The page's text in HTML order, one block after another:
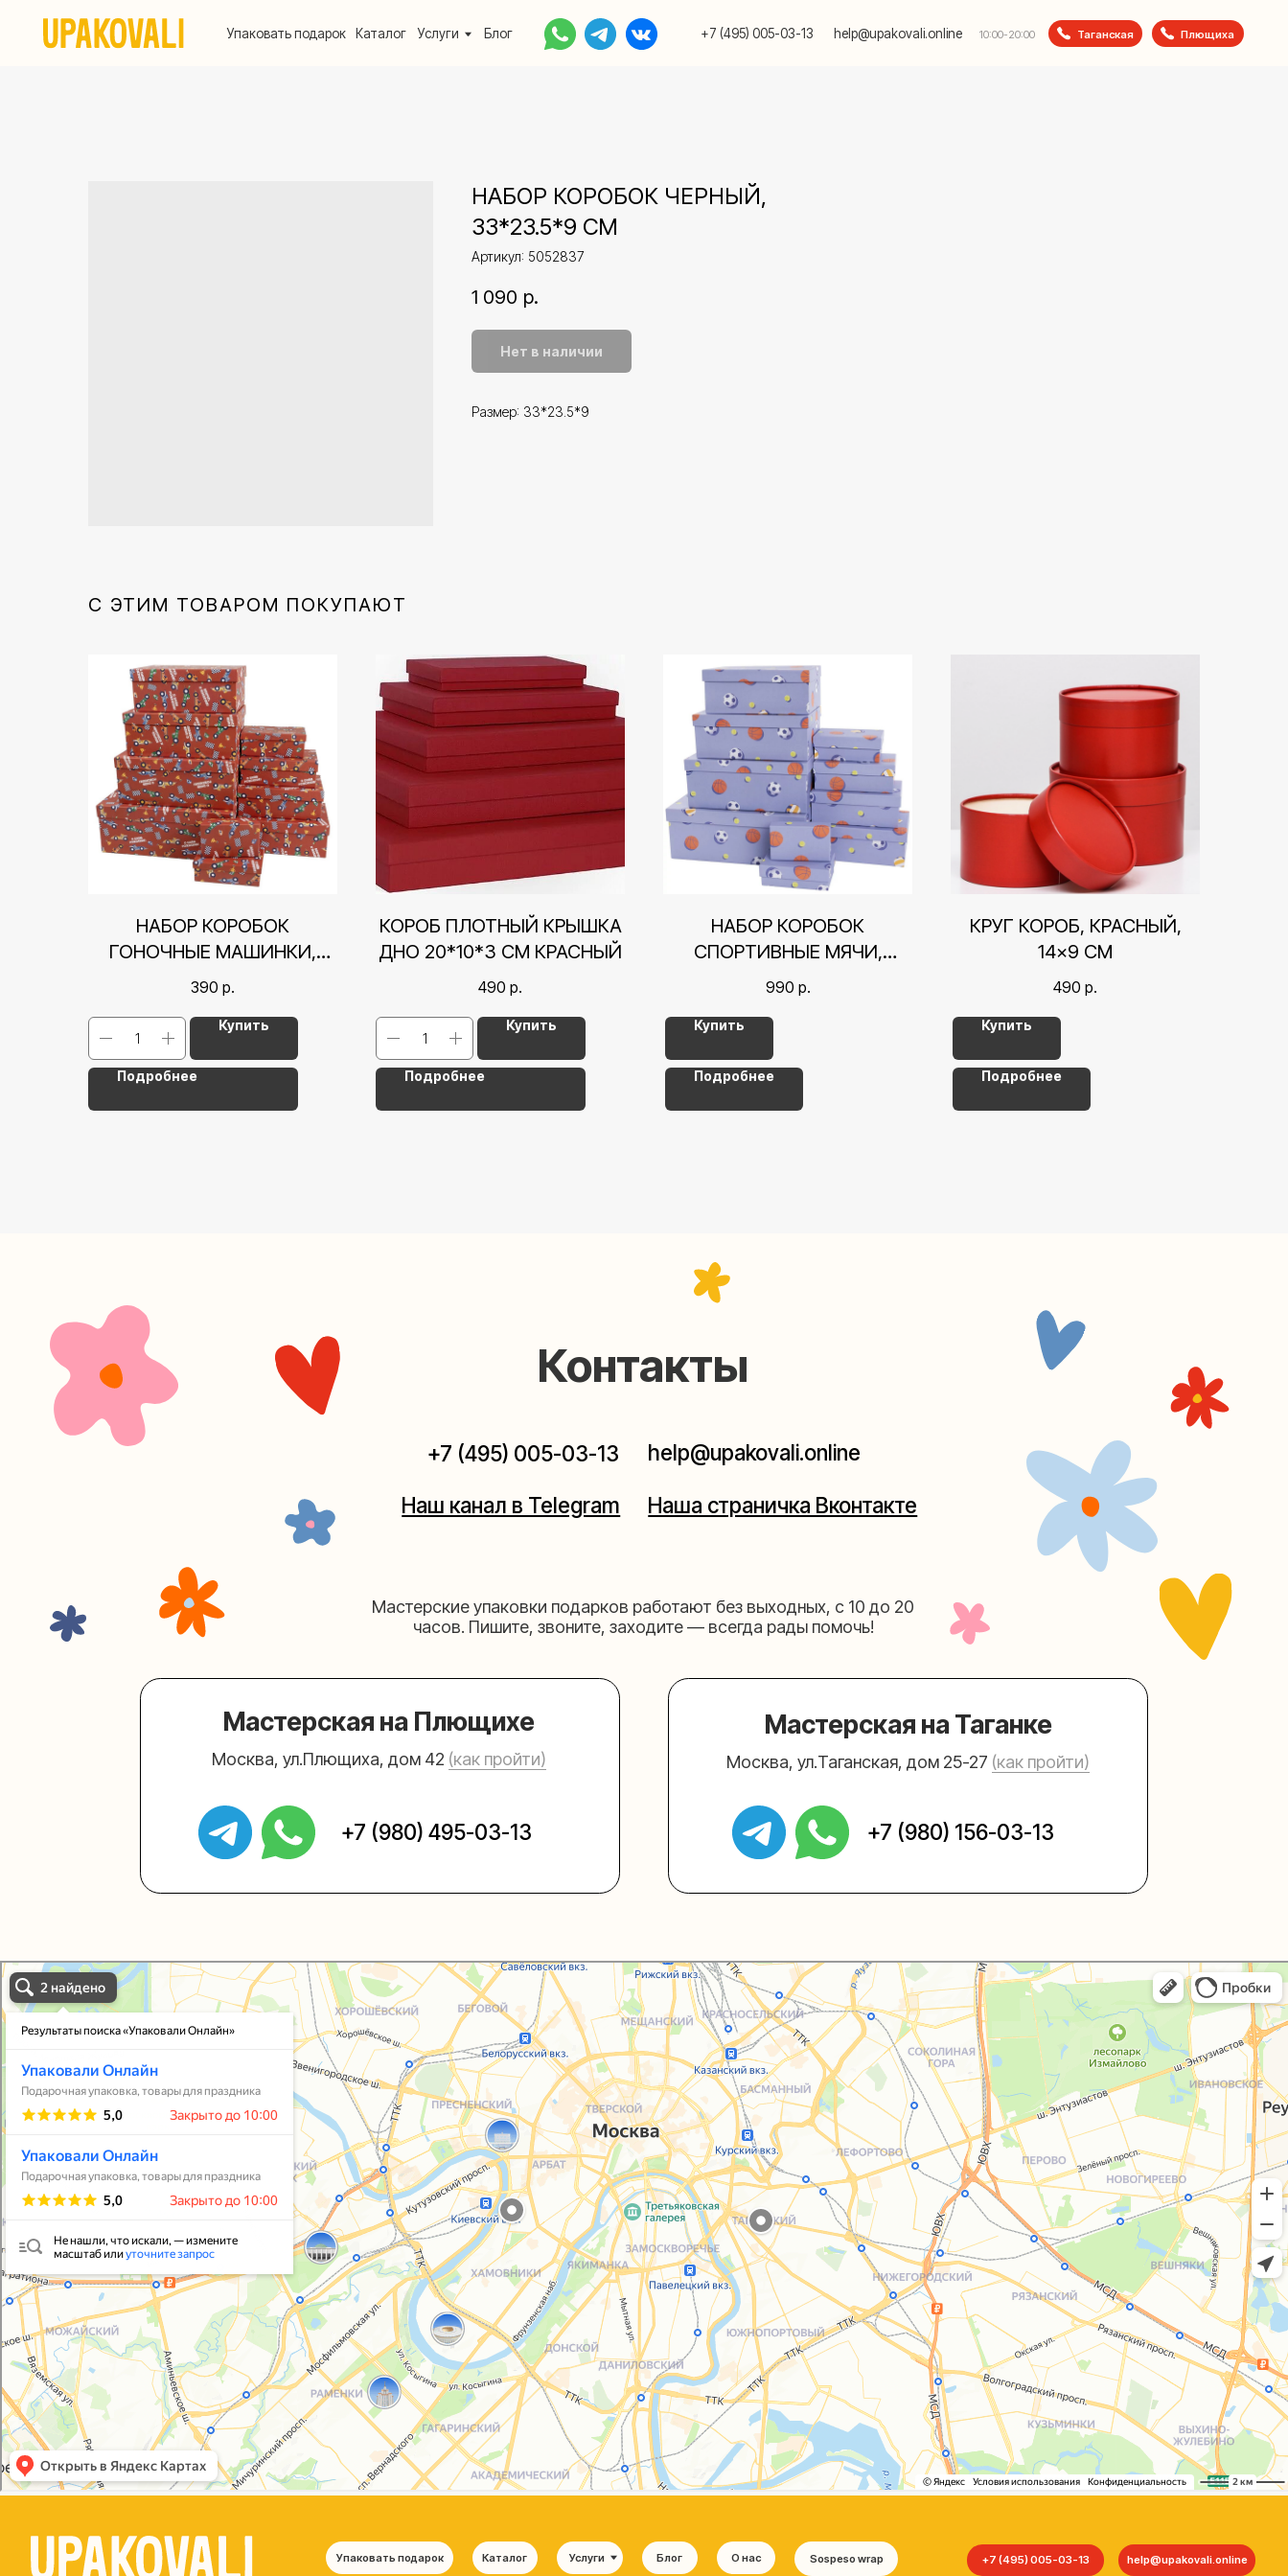
+7 (495) 005-03-13 10:00-20:00
Упаковать подарок Каталог Услуги Блог help@upakovali.online Таганская Плющиха
НАБОР КОРОБОК ЧЕРНЫЙ,
33*23.5*9 СМ
Артикул: 5052837
1 090 р.
Нет в наличии
Размер: 33*23.5*9
С ЭТИМ ТОВАРОМ ПОКУПАЮТ
НАБОР КОРОБОК
ГОНОЧНЫЕ МАШИНКИ,
КРАСНЫЙ, 12*6,5*4 СМ СМ
390 р.
Купить
Подробнее
КОРОБ ПЛОТНЫЙ КРЫШКА
ДНО 20*10*3 СМ КРАСНЫЙ
490 р.
Купить
Подробнее
НАБОР КОРОБОК
СПОРТИВНЫЕ МЯЧИ,
23,5*15,5*10 СМ СМ
990 р.
Купить
Подробнее
КРУГ КОРОБ, КРАСНЫЙ,
14×9 СМ
490 р.
Купить
Подробнее
часов. Пишите, звоните, заходите — всегда рады помочь!
Москва, ул.Плющиха, дом 42
Мастерская на Плющихе
+7 (980) 495-03-13 +7 (980) 156-03-13
Наш канал в Telegram
help@upakovali.online
Упаковали Онлайн в Москве
Москва
Согласие на обработку персональных данных
Политика конфиденциальности
© 2021-2025, ООО "УПАКОВАЛИ ОНЛАЙН"
Сайт разработала bogac hevas
help@upakovali.online
Sospeso wrap
О нас
Услуги Блог
Каталог
Упаковать подарок
В личный кабинет
+7 (495) 005-03-13